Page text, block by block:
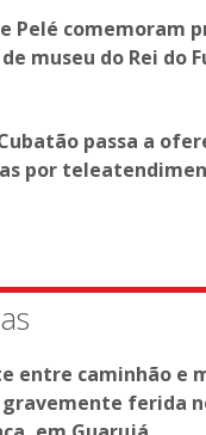
Pelé comemoram
museu do Rei do
passa a
por
entre caminhão e
ferida